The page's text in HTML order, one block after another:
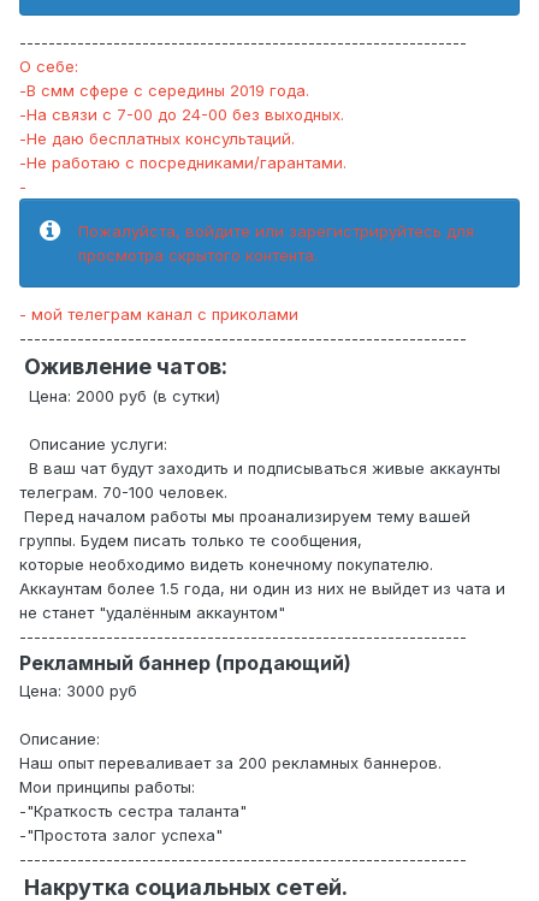
--------------------------------------------------------------
О себе:
-В смм сфере с середины 2019 года.
-На связи с 7-00 до 24-00 без выходных.
-Не даю бесплатных консультаций.
-Не работаю с посредниками/гарантами.
-
Пожалуйста, войдите или зарегистрируйтесь для
просмотра скрытого контента.
- мой телеграм канал с приколами
--------------------------------------------------------------
Оживление чатов:
Цена: 2000 руб (в сутки)
Описание услуги:
В ваш чат будут заходить и подписываться живые аккаунты
телеграм. 70-100 человек.
Перед началом работы мы проанализируем тему вашей
группы. Будем писать только те сообщения,
которые необходимо видеть конечному покупателю.
Аккаунтам более 1.5 года, ни один из них не выйдет из чата и
не станет "удалённым аккаунтом"
--------------------------------------------------------------
Рекламный баннер (продающий)
Цена: 3000 руб
Описание:
Наш опыт переваливает за 200 рекламных баннеров.
Мои принципы работы:
-"Краткость сестра таланта"
-"Простота залог успеха"
--------------------------------------------------------------
Накрутка социальных сетей.